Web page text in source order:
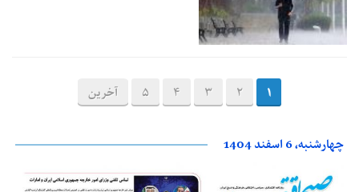
1
2
3
4
5 آخرین
چهارشنبه، 6 اسفند 1404